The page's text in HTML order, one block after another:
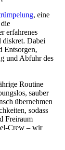
, eine
erfahrenes
diskret. Dabei
Entsorgen,
und Abfuhr des
Routine
sauber
übernehmen
sodass
Freiraum
Crew – wir